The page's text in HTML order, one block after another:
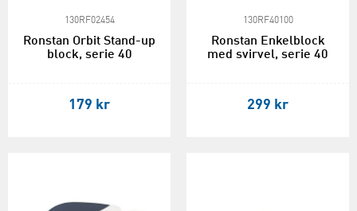
130RF02454
Ronstan Orbit Stand-up
block, serie 40
179 kr
130RF40100
Ronstan Enkelblock
med svirvel, serie 40
299 kr